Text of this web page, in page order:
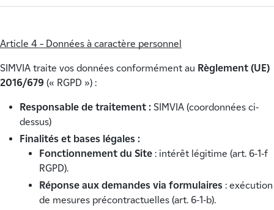
Article 4 – Données à caractère personnel
SIMVIA traite vos données conformément au Règlement (UE)
2016/679 (« RGPD ») :
Responsable de traitement : SIMVIA (coordonnées ci-
dessus)
Finalités et bases légales :
Fonctionnement du Site : intérêt légitime (art. 6‑1‑f
RGPD).
Réponse aux demandes via formulaires : exécution
de mesures précontractuelles (art. 6‑1‑b).